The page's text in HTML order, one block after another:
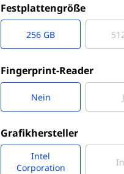
Festplattengröße
256 GB
Fingerprint-Reader
Nein
Grafikhersteller
Intel
Corporation